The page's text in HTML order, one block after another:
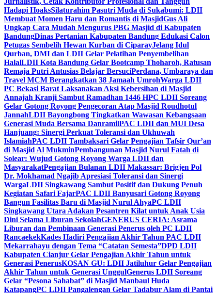
Hadapi HoaksSilaturahim Pasutri Muda di Sukabumi: LDII
Membuat Momen Haru dan Romantis di MasjidGus Ali
Ungkap Cara Mudah Mengurus PBG Masjid di Kabupaten
BandungDinas Pertanian Kabupaten Bandung Edukasi Calon
Petugas Sembelih Hewan Kurban di CiparayJelang Idul
Qurban, DMI dan LDII Gelar Pelatihan Penyembelihan
HalalLDII Kota Bandung Gelar Bootcamp Thoharoh, Ratusan
Remaja Putri Antusias Belajar BersuciPerdana, Umbaraya dan
Travel MCM Berangkatkan 38 Jamaah UmrohWarga LDII
PC Bekasi Barat Laksanakan Aksi Kebersihan di Masjid
Annajah Kranji Sambut Ramadhan 1446 HPC LDII Soreang
Gelar Gotong Royong Pengecoran Atap Masjid Roudhotul
JannahLDII Bayongbong Tingkatkan Wawasan Kebangsaan
Generasi Muda Bersama DanramilPAC LDII dan MUI Desa
Hanjuang: Sinergi Perkuat Toleransi dan Ukhuwah
IslamiahPAC LDII Tambaksari Gelar Pengajian Tafsir Qur’an
di Masjid Al MukminPembangunan Masjid Nurul Fatah di
Solear: Wujud Gotong Royong Warga LDII dan
MasyarakatPengajian Bulanan LDII Makassar: Brigjen Pol
Dr. Mokhamad Ngajib Apresiasi Toleransi dan Sinergi
WargaLDII Singkawang Sambut Positif dan Dukung Penuh
Kegiatan Safari FajarPAC LDII Banyusari Gotong Royong
Bangun Fasilitas Baru di Masjid Nurul AhyaPC LDII
Singkawang Utara Adakan Pesantren Kilat untuk Anak Usia
Dini Selama Liburan SekolahGENERUS CERIA: Asrama
Liburan dan Pembinaan Generasi Penerus oleh PC LDII
RancaekekKades Hadiri Pengajian Akhir Tahun PAC LDII
Mekarrahayu dengan Tema “Catatan Semesta”DPD LDII
Kabupaten Cianjur Gelar Pengajian Akhir Tahun untuk
Generasi PenerusKOSAN GU: LDII Jatiluhur Gelar Pengajian
Akhir Tahun untuk Generasi UnggulGenerus LDII Soreang
Gelar “Pesona Sahabat” di Masjid Manbaul Huda
KatapangPC LDII Pangalengan Gelar Tadabur Alam di Pantai